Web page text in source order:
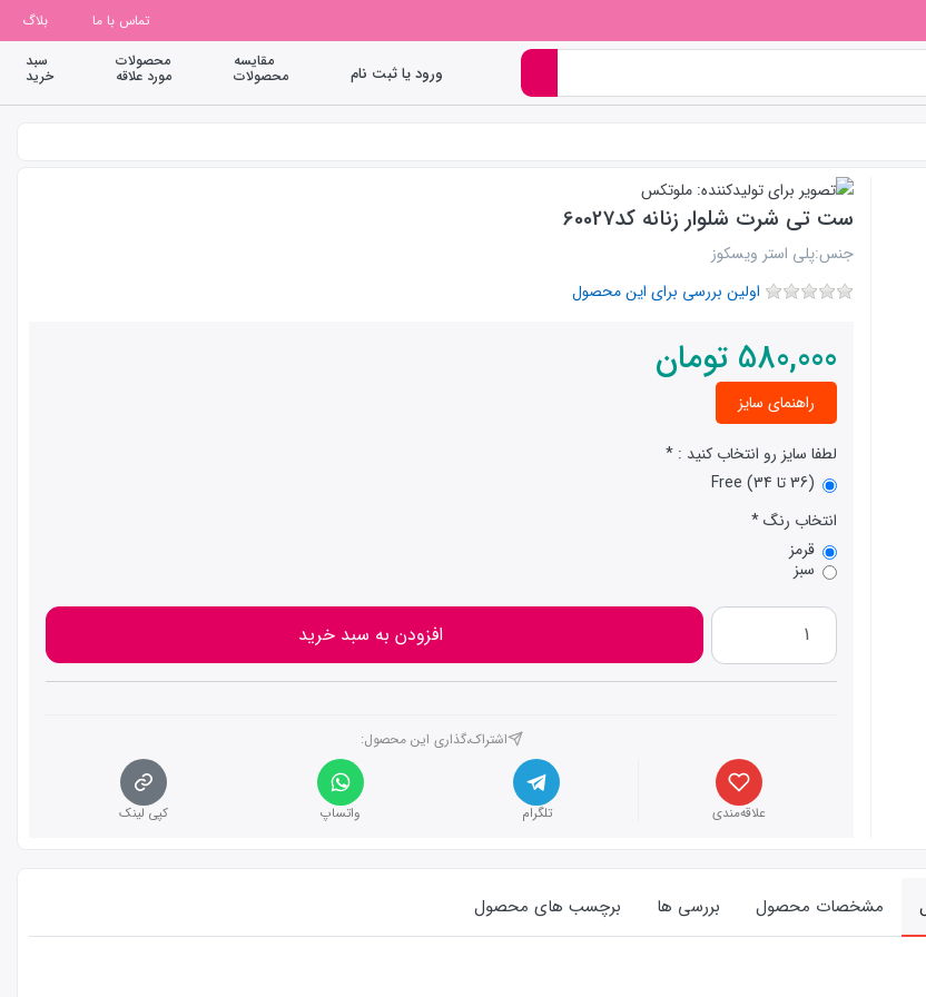
تماس با ما بلاگ
ورود یا ثبت نام
مقایسه
محصولات
محصولات
مورد علاقه
سبد
خرید
ست تی شرت شلوار زنانه کد60027
جنس:پلی استر ویسکوز
اولین بررسی برای این محصول
580,000 تومان
راهنمای سایز
لطفا سایز رو انتخاب کنید :
(36 تا 34) Free
انتخاب رنگ
قرمز
سبز
افزودن به سبد خرید
اشتراک،گذاری این محصول‌:
علاقه‌مندی تلگرام واتساپ کپی لینک
مشخصات محصول بررسی ها برچسب های محصول